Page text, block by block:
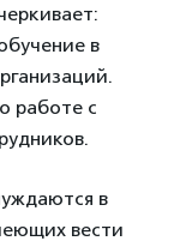
в
работе с
в
вести